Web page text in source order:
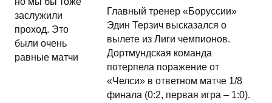
Главный тренер «Боруссии»
Эдин Терзич высказался о
вылете из Лиги чемпионов.
Дортмундская команда
потерпела поражение от
«Челси» в ответном матче 1/8
финала (0:2, первая игра – 1:0).